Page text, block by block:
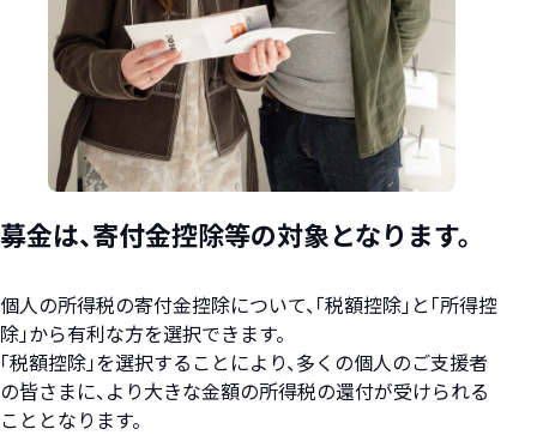
募金は、寄付金控除等の対象となります。
個人の所得税の寄付金控除について、「税額控除」と「所得控
除」から有利な方を選択できます。
「税額控除」を選択することにより、多くの個人のご支援者
の皆さまに、より大きな金額の所得税の還付が受けられる
こととなります。